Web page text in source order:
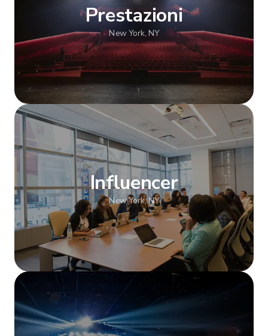
Prestazioni
New York, NY
Mostra altro
Influencer
New York, NY